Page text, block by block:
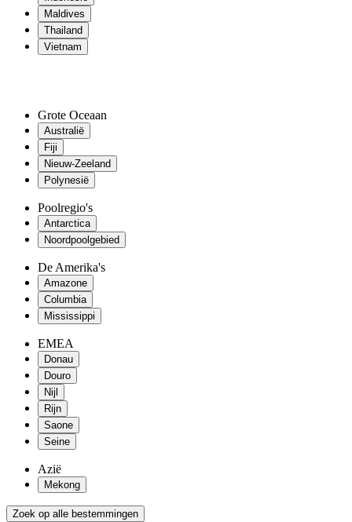
Maldives
Thailand
Vietnam
Grote Oceaan
Australië
Fiji
Nieuw-Zeeland
Polynesië
Poolregio's
Antarctica
Noordpoolgebied
De Amerika's
Amazone
Columbia
Mississippi
EMEA
Donau
Douro
Nijl
Rijn
Saone
Seine
Azië
Mekong
Zoek op alle bestemmingen